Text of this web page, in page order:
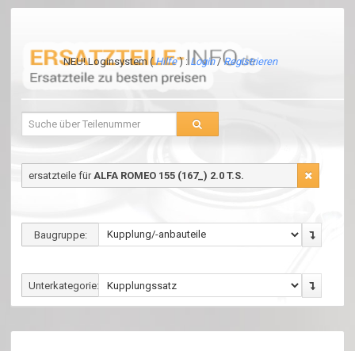
NEU! Loginsystem (Hilfe) : Login/Registrieren
ersatzteile fürALFA ROMEO 155 (167_) 2.0 T.S.
Baugruppe:
Unterkategorie: